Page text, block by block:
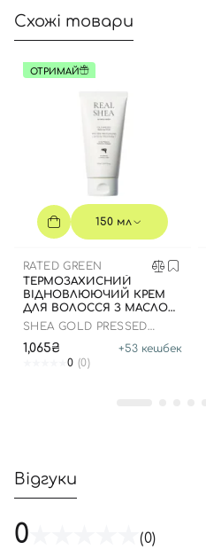
Схожі товари
ОТРИМАЙ
150 мл
RATED GREEN
ТЕРМОЗАХИСНИЙ
ВІДНОВЛЮЮЧИЙ КРЕМ
ДЛЯ ВОЛОССЯ З МАСЛОМ
ШИ, 150 МЛ
SHEA GOLD PRESSED
TREATMENT
1,065₴ +53 кешбек
0 (0)
Відгуки
0 (0)